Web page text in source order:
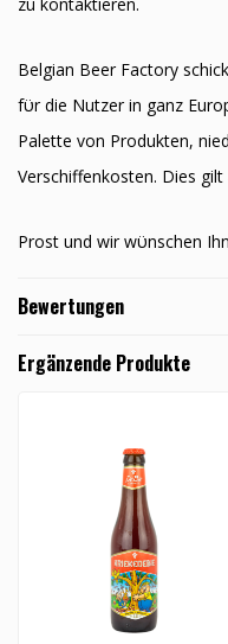
Belgian Beer Factory
fϋr die Nutzer in ganz
Palette von Produkten,
Verschiffenkosten. Dies
Prost und wir wϋnschen
Bewertungen
Ergänzende Produkte